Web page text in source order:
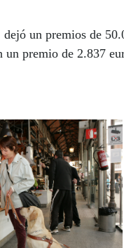
dejó un premios de
un premio de 2.837